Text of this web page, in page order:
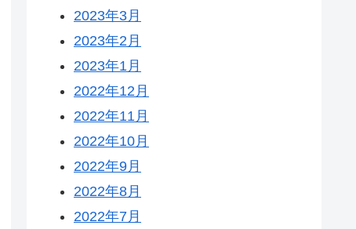
2023年3月
2023年2月
2023年1月
2022年12月
2022年11月
2022年10月
2022年9月
2022年8月
2022年7月